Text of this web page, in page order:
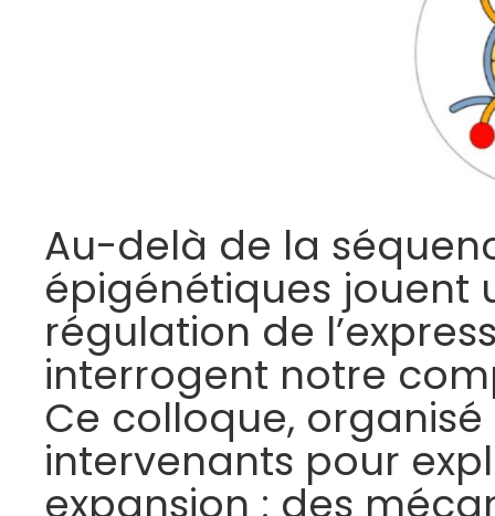
Au-delà de la
épigénétiques jouent
régulation de
interrogent notre
Ce colloque, organisé
intervenants pour
expansion : des